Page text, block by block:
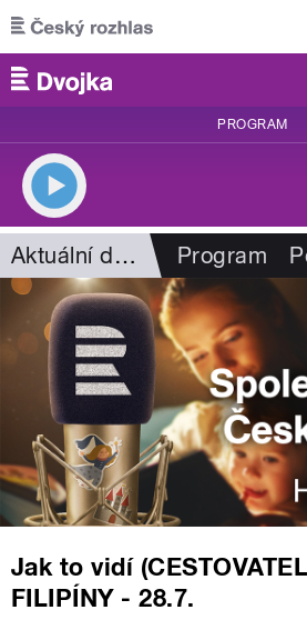
Přejít k hlavnímu obsahu
PROGRAM
Aktuální dění Program
Jak to vidí
FILIPÍNY - 28.7.